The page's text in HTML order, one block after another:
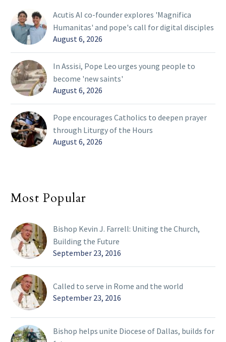
Acutis AI co-founder explores 'Magnifica
Humanitas' and pope's call for digital disciples
August 6, 2026
In Assisi, Pope Leo urges young people to
become 'new saints'
August 6, 2026
Pope encourages Catholics to deepen prayer
through Liturgy of the Hours
August 6, 2026
Most Popular
Bishop Kevin J. Farrell: Uniting the Church,
Building the Future
September 23, 2016
Called to serve in Rome and the world
September 23, 2016
Bishop helps unite Diocese of Dallas, builds for